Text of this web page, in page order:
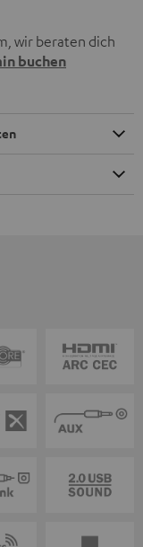
wir beraten dich
buchen